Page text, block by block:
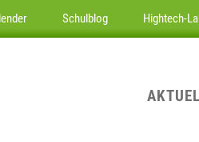
Schulblog Hightech-